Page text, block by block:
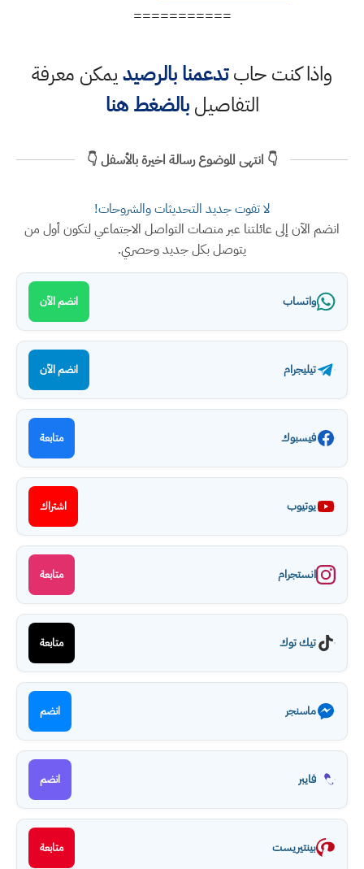
===========
واذا كنت حابتدعمنا بالرصيديمكن معرفة
التفاصيلبالضغط هنا
👇 انتهى الموضوع رسالة اخيرة بالأسفل 👇
لا تفوت جديد التحديثات والشروحات!
انضم الآن إلى عائلتنا عبر منصات التواصل الاجتماعي لتكون أول من
يتوصل بكل جديد وحصري.
واتساب انضم الآن
تيليجرام انضم الآن
فيسبوك متابعة
يوتيوب اشتراك
انستجرام متابعة
تيك توك متابعة
ماسنجر انضم
فايبر انضم
بينتيريست متابعة